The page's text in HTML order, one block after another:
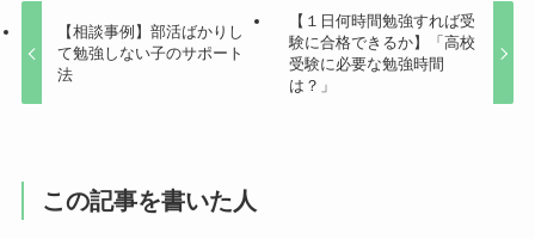
【相談事例】部活ばかりし
て勉強しない子のサポート
法
【１日何時間勉強すれば受
験に合格できるか】「高校
受験に必要な勉強時間
は？」
この記事を書いた人